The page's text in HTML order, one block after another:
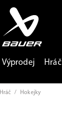
Výprodej Hráč
Hráč / Hokejky